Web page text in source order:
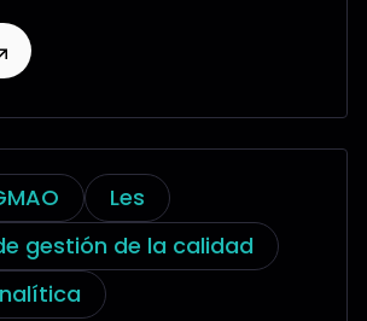
Les
gestión de la calidad